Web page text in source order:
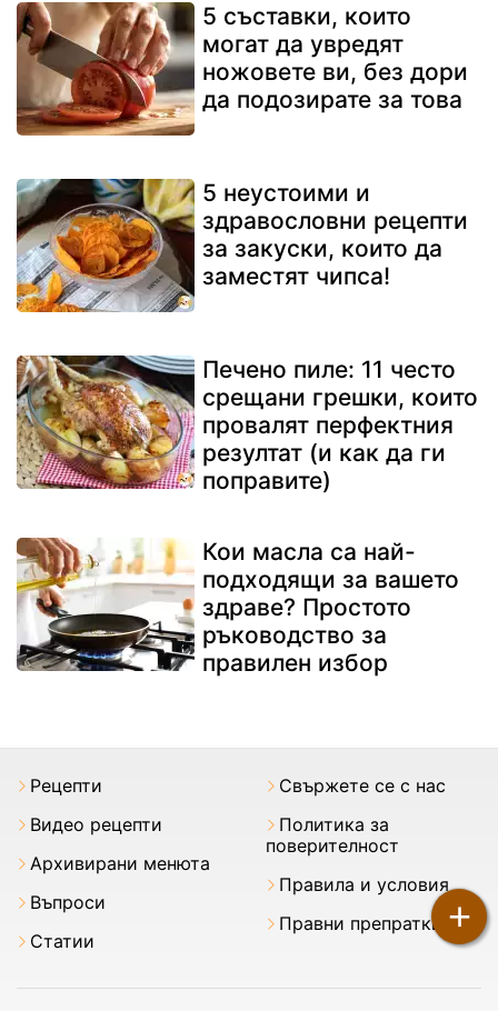
5 съставки, които
могат да увредят
ножовете ви, без дори
да подозирате за това
5 неустоими и
здравословни рецепти
за закуски, които да
заместят чипса!
Печено пиле: 11 често
срещани грешки, които
провалят перфектния
резултат (и как да ги
поправите)
Кои масла са най-
подходящи за вашето
здраве? Простото
ръководство за
правилен избор
+
Рецепти
Видео рецепти
Архивирани менюта
Въпроси
Статии
Свържете се с нас
Политика за
поверителност
Правила и условия
Правни препратки